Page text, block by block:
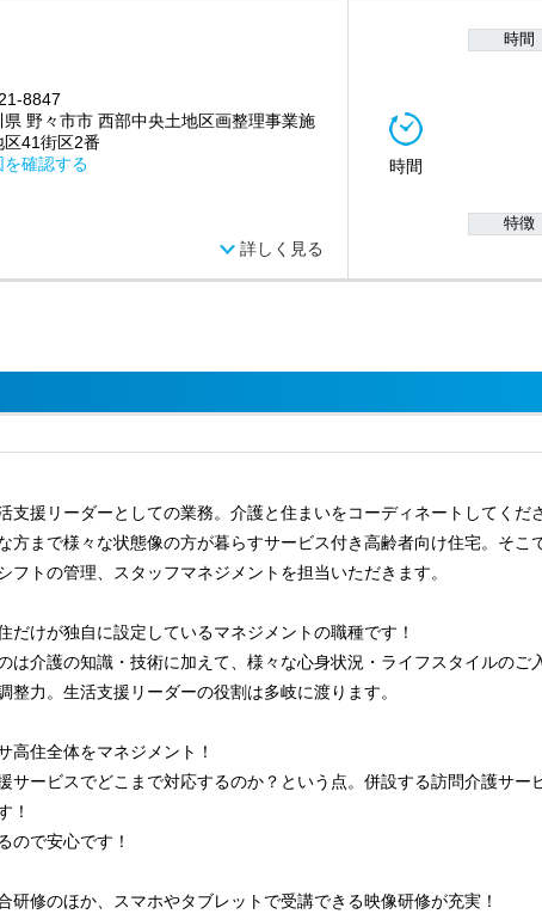
8847
県 野々市市 西部中央土地区画整理事業施
区41街区2番
を確認する
詳しく見る
時間
時間
特徴
支援リーダーとしての業務。介護と住まいをコーディネートしてくだ
方まで様々な状態像の方が暮らすサービス付き高齢者向け住宅。そ
フトの管理、スタッフマネジメントを担当いただきます。
だけが独自に設定しているマネジメントの職種です！
は介護の知識・技術に加えて、様々な心身状況・ライフスタイルの
整力。生活支援リーダーの役割は多岐に渡ります。
高住全体をマネジメント！
サービスでどこまで対応するのか？という点。併設する訪問介護サー
！
ので安心です！
研修のほか、スマホやタブレットで受講できる映像研修が充実！